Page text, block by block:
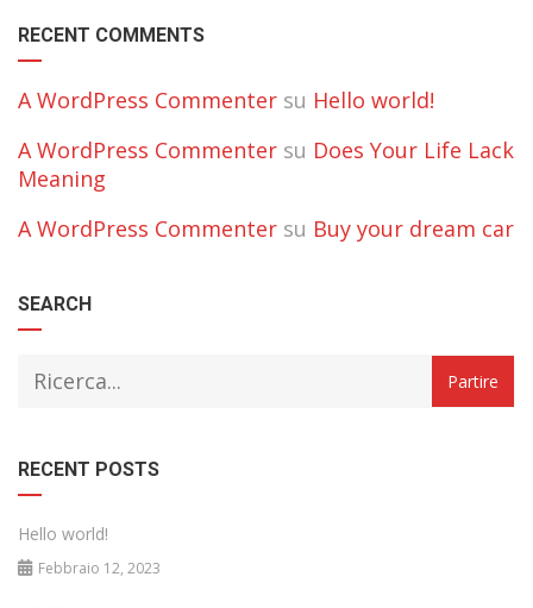
RECENT COMMENTS
A WordPress Commenter su Hello world!
A WordPress Commenter su Does Your Life Lack
Meaning
A WordPress Commenter su Buy your dream car
SEARCH
RECENT POSTS
Hello world!
Febbraio 12, 2023